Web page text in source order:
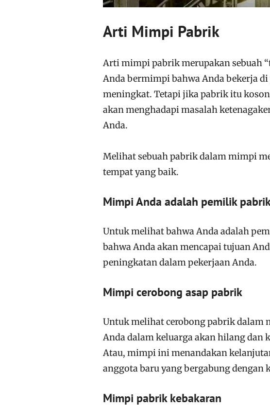
Arti Mimpi Pabrik
Arti mimpi pabrik merupakan sebuah
Anda bermimpi bahwa Anda bekerja
meningkat. Tetapi jika pabrik itu
akan menghadapi masalah
Anda.
Melihat sebuah pabrik dalam mimpi
tempat yang baik.
Mimpi Anda adalah pemilik
Untuk melihat bahwa Anda adalah
bahwa Anda akan mencapai tujuan
peningkatan dalam pekerjaan Anda.
Mimpi cerobong asap pabrik
Untuk melihat cerobong pabrik dalam
Anda dalam keluarga akan hilang dan
Atau, mimpi ini menandakan
anggota baru yang bergabung dengan
Mimpi pabrik kebakaran